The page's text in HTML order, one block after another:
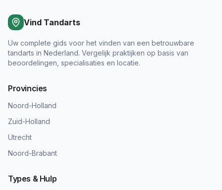
Vind Tandarts
Uw complete gids voor het vinden van een betrouwbare
tandarts in Nederland. Vergelijk praktijken op basis van
beoordelingen, specialisaties en locatie.
Provincies
Noord-Holland
Zuid-Holland
Utrecht
Noord-Brabant
Types & Hulp